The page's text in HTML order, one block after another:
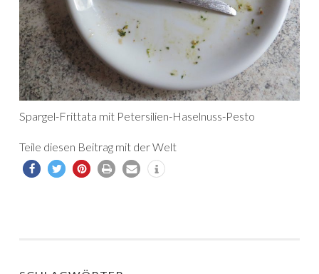
Spargel-Frittata mit Petersilien-Haselnuss-Pesto
Teile diesen Beitrag mit der Welt